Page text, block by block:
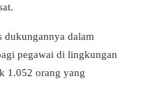
dukungannya dalam
pegawai di lingkungan
1.052 orang yang